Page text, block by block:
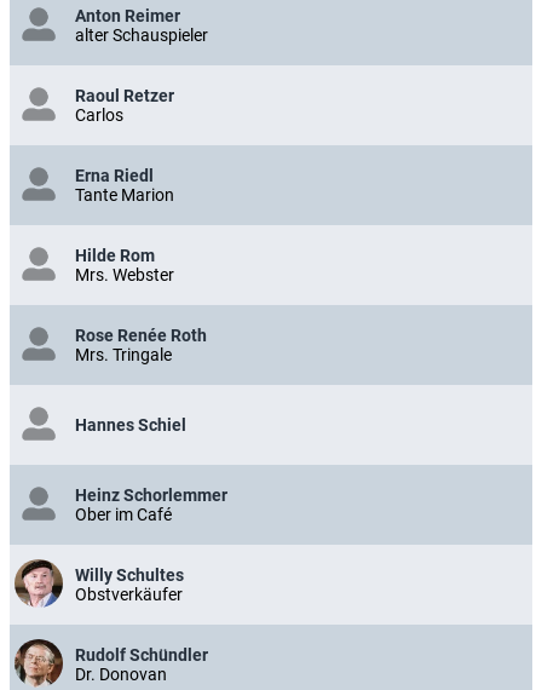
Anton Reimer
alter Schauspieler
Raoul Retzer
Carlos
Erna Riedl
Tante Marion
Hilde Rom
Mrs. Webster
Rose Renée Roth
Mrs. Tringale
Hannes Schiel
Heinz Schorlemmer
Ober im Café
Willy Schultes
Obstverkäufer
Rudolf Schündler
Dr. Donovan